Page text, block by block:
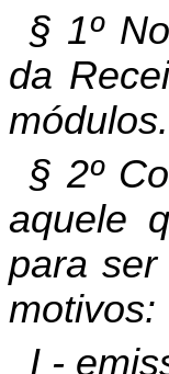
§ 1º
da
módulos.
§ 2º
aquele
para ser
motivos:
I -